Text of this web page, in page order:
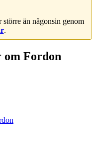
än någonsin genom
.
om Fordon